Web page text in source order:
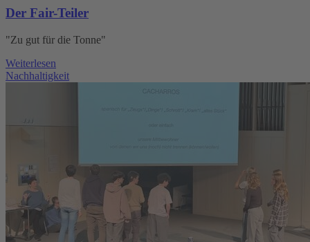
Der Fair-Teiler
"Zu gut für die Tonne"
Weiterlesen
Nachhaltigkeit